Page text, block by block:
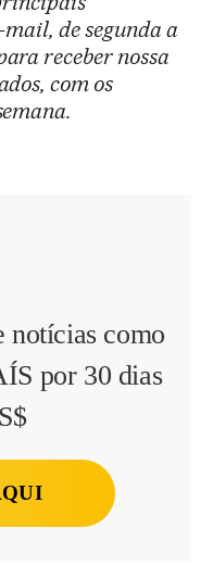
de segunda a
receber nossa
com os
notícias como
por 30 dias